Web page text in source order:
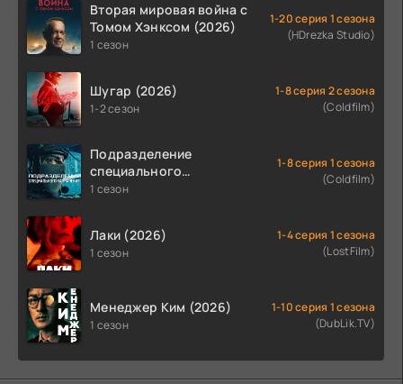
Вторая мировая война с
Томом Хэнксом (2026)
1 сезон
1-20 серия 1 сезона
(HDrezka Studio)
Шугар (2026)
1-2 сезон
1-8 серия 2 сезона
(Coldfilm)
Подразделение
специального
назначения (2026)
1 сезон
1-8 серия 1 сезона
(Coldfilm)
Лаки (2026)
1 сезон
1-4 серия 1 сезона
(LostFilm)
Менеджер Ким (2026)
1 сезон
1-10 серия 1 сезона
(DubLik.TV)